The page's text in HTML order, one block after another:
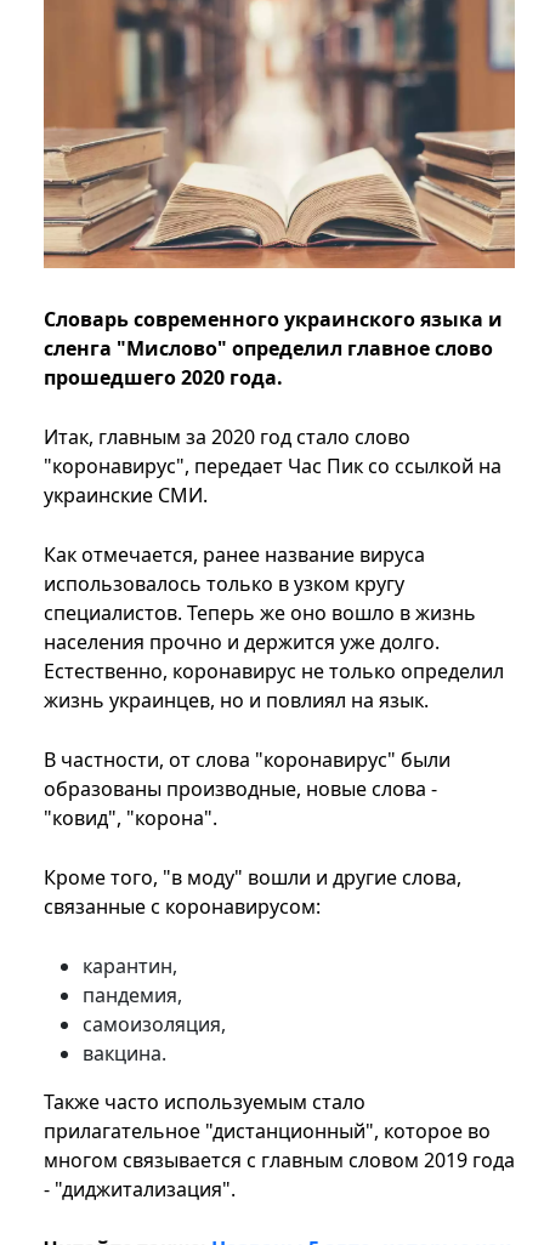
Словарь современного украинского языка и
сленга "Мислово" определил главное слово
прошедшего 2020 года.
Итак, главным за 2020 год стало слово
"коронавирус", передает Час Пик со ссылкой на
украинские СМИ.
Как отмечается, ранее название вируса
использовалось только в узком кругу
специалистов. Теперь же оно вошло в жизнь
населения прочно и держится уже долго.
Естественно, коронавирус не только определил
жизнь украинцев, но и повлиял на язык.
В частности, от слова "коронавирус" были
образованы производные, новые слова -
"ковид", "корона".
Кроме того, "в моду" вошли и другие слова,
связанные с коронавирусом:
карантин,
пандемия,
самоизоляция,
вакцина.
Также часто используемым стало
прилагательное "дистанционный", которое во
многом связывается с главным словом 2019 года
- "диджитализация".